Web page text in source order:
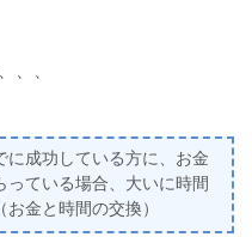
、、
に成功している方に、お金
っている場合、大いに時間
金と時間の交換）